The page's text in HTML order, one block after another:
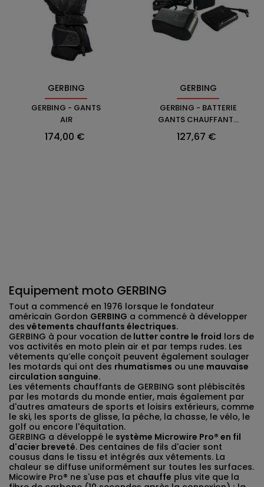
GERBING
GERBING - GANTS
AIR
Prix
174,00 €
GERBING
GERBING - BATTERIE
GANTS CHAUFFANTS
BATTERIE 12V
Prix
127,67 €
Equipement moto GERBING
Tout a commencé en 1976 lorsque le fondateur
américain Gordon GERBING a commencé à développer
des vêtements chauffants électriques.
GERBING à pour vocation de lutter contre le froid lors de
vos activités en moto plein air et par temps rudes. Les
vêtements qu’elle conçoit peuvent également soulager
les motards qui ont des rhumatismes ou une mauvaise
circulation sanguine.
Les vêtements chauffants de GERBING sont plébiscités
par les motards du monde entier, mais également par
d'autres amateurs de sports et loisirs extérieurs, comme
le ski, les sports de glisse, la pêche, la chasse, le vélo, le
golf ou encore l'équitation.
GERBING a développé le système Microwire Pro® en fil
d'acier breveté. Des centaines de fils d'acier sont
cousus dans le tissu et intégrés aux vêtements. La
chaleur se diffuse uniformément sur toutes les surfaces.
Micowire Pro® ne s'use pas et chauffe plus vite que la